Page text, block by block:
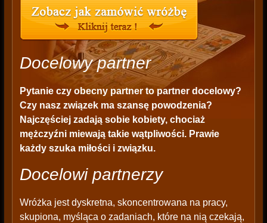
Docelowy partner
Pytanie czy obecny partner to partner docelowy?
Czy nasz związek ma szansę powodzenia?
Najczęściej zadają sobie kobiety, chociaż
mężczyźni miewają takie wątpliwości. Prawie
każdy szuka miłości i związku.
Docelowi partnerzy
Wróżka jest dyskretna, skoncentrowana na pracy,
skupiona, myśląca o zadaniach, które na nią czekają,